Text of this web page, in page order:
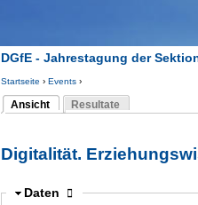
DGfE - Jahrestagung der
Sie sind hier
Startseite › Events›
Ansicht
(aktiver Reiter)
Resultate
Digitalität.
Ausblenden
Daten